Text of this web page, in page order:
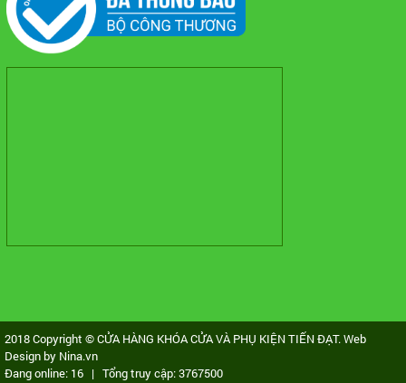
2018 Copyright © CỬA HÀNG KHÓA CỬA VÀ PHỤ KIỆN TIẾN ĐẠT. Web
Design by Nina.vn
Đang online: 16 | Tổng truy cập:3767500